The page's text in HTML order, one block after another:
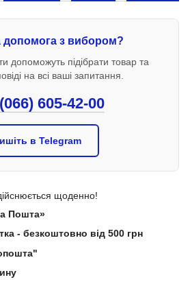
допомога з вибором?
допоможуть підібрати товар та
на всі ваші запитання.
605-42-00
в Telegram
щоденно!
Пошта»
- безкоштовно від 500 грн